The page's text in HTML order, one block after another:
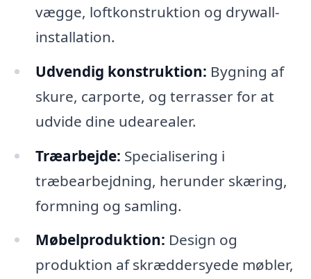
vægge, loftkonstruktion og drywall-
installation.
Udvendig konstruktion: Bygning af
skure, carporte, og terrasser for at
udvide dine udearealer.
Træarbejde: Specialisering i
træbearbejdning, herunder skæring,
formning og samling.
Møbelproduktion: Design og
produktion af skræddersyede møbler,